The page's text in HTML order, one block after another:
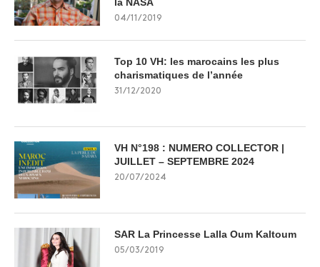
la NASA
04/11/2019
Top 10 VH: les marocains les plus
charismatiques de l’année
31/12/2020
VH N°198 : NUMERO COLLECTOR |
JUILLET – SEPTEMBRE 2024
20/07/2024
SAR La Princesse Lalla Oum Kaltoum
05/03/2019